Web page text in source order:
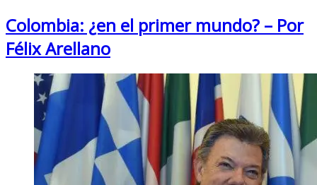
Colombia: ¿en el primer mundo? – Por
Félix Arellano